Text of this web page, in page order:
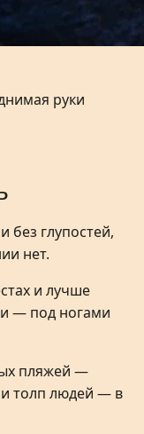
без глупостей,
нет.
и лучше
— под ногами
пляжей —
толп людей — в